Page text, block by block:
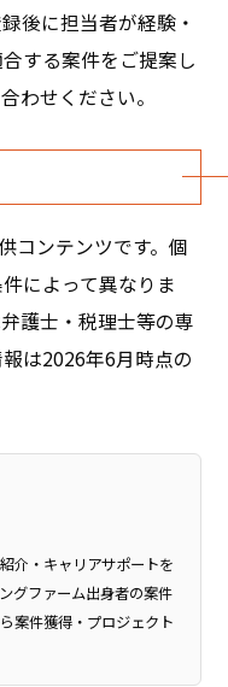
後に担当者が経験・
する案件をご提案し
わせください。
コンテンツです。個
によって異なりま
護士・税理士等の専
は2026年6月時点の
介・キャリアサポートを
グファーム出身者の案件
案件獲得・プロジェクト